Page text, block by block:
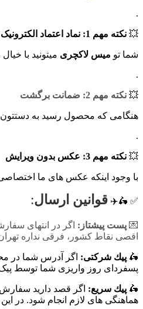
.
💥 نکته مهم 1: نماد اعتماد الکترونیک
شما تو میس لاکچری میتونید با
.
💥 نکته مهم 2: ضمانت برگشت
هنگامی که محصول رسید به دستتون اگه به هر دلیلی دوستش نداشتید تا ۲۴ ساعت طبق قوانین،
.
💥 نکته مهم 3: عکس بدون ویرایش
با وجود اینکه عکس های ما اختصاصی
✅ 🛵✈️ قوانين ارسال:
💌 پست پیشتاز: اگر در انتهای
اقصی نقاط کشور، فرقی نداره
🛵 پيك شرکتی: اگر آدرس شما در
پسفردای روز واريزى شما توسط پیک شرکتی ما بين
🛵 پيك سریع: اگر قصد دارید
هماهنگی های لازم انجام شود. در